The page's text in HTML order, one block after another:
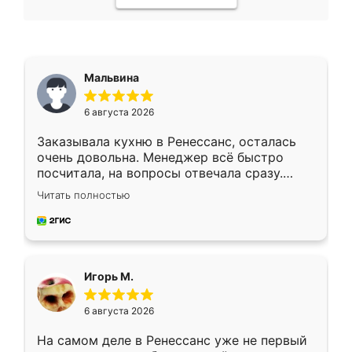
Мальвина
6 августа 2026
Заказывала кухню в Ренессанс, осталась
очень довольна. Менеджер всё быстро
посчитала, на вопросы отвечала сразу.
Замерщик приехал в субботу, подошёл к
делу со всей ответственностью. Собрали
за день, ребята работали аккуратно, даже
Читать полностью
Игорь М.
6 августа 2026
На самом деле в Ренессанс уже не первый